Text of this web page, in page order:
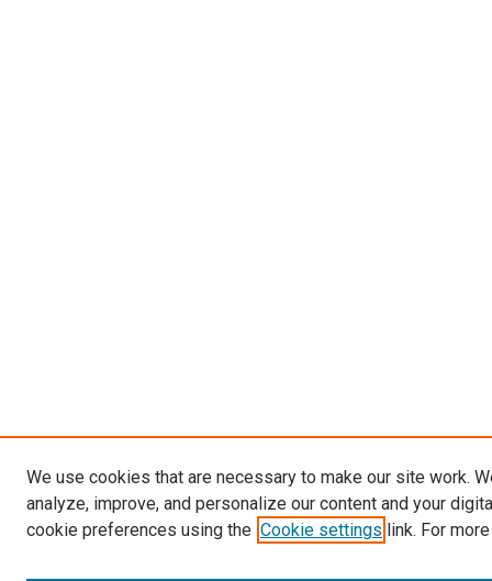
We use cookies that are necessary to make our site work.
analyze, improve, and personalize our content and your
cookie preferences using the Cookie settings link. For